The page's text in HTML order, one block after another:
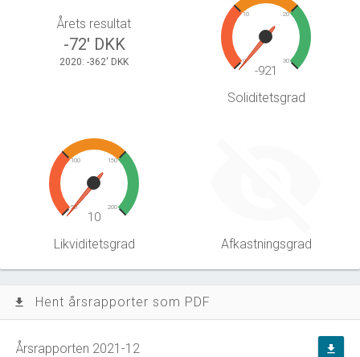
Årets resultat
-72' DKK
2020: -362' DKK 0
10 20
30
-921
Soliditetsgrad
50
100 150
200
10
Likviditetsgrad Afkastningsgrad
file_download Hent årsrapporter som PDF
Årsrapporten 2021-12 file_download